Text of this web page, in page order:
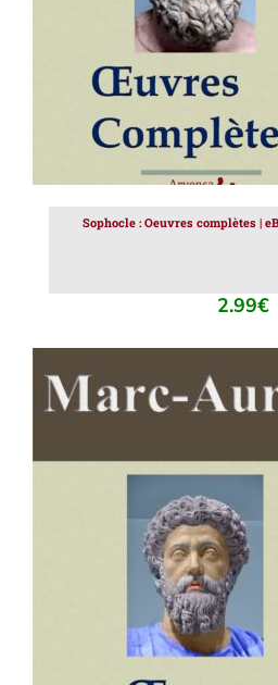
Sophocle : Oeuvres complètes |
2.99€
AJOUTER AU PANIER /